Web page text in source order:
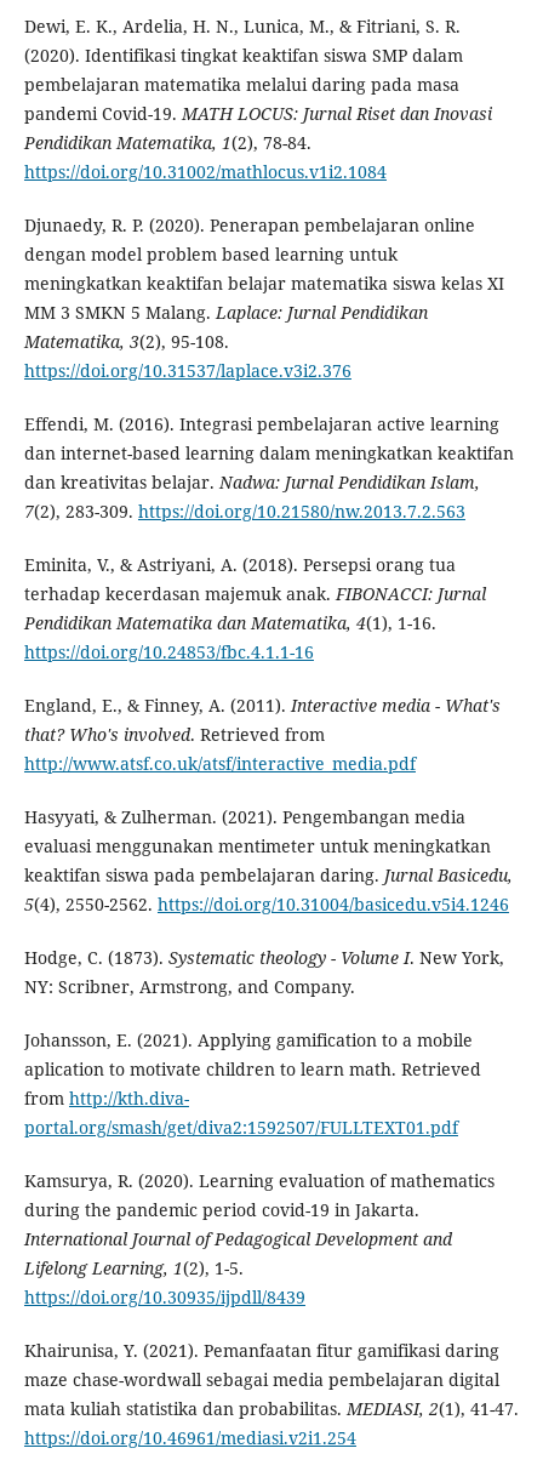
Dewi, E. K., Ardelia, H. N., Lunica, M., & Fitriani, S. R.
(2020). Identifikasi tingkat keaktifan siswa SMP dalam
pembelajaran matematika melalui daring pada masa
pandemi Covid-19.MATH LOCUS: Jurnal Riset dan Inovasi
Pendidikan Matematika, 1(2), 78-84.
https://doi.org/10.31002/mathlocus.v1i2.1084
Djunaedy, R. P. (2020). Penerapan pembelajaran online
dengan model problem based learning untuk
meningkatkan keaktifan belajar matematika siswa kelas XI
MM 3 SMKN 5 Malang.Laplace: Jurnal Pendidikan
Matematika, 3(2), 95-108.
https://doi.org/10.31537/laplace.v3i2.376
Effendi, M. (2016). Integrasi pembelajaran active learning
dan internet-based learning dalam meningkatkan keaktifan
dan kreativitas belajar.Nadwa: Jurnal Pendidikan Islam,
7(2), 283-309. https://doi.org/10.21580/nw.2013.7.2.563
Eminita, V., & Astriyani, A. (2018). Persepsi orang tua
terhadap kecerdasan majemuk anak.FIBONACCI: Jurnal
Pendidikan Matematika dan Matematika, 4(1), 1-16.
https://doi.org/10.24853/fbc.4.1.1-16
England, E., & Finney, A. (2011).Interactive media - What's
that? Who's involved. Retrieved from
http://www.atsf.co.uk/atsf/interactive_media.pdf
Hasyyati, & Zulherman. (2021). Pengembangan media
evaluasi menggunakan mentimeter untuk meningkatkan
keaktifan siswa pada pembelajaran daring. Jurnal Basicedu,
5(4), 2550-2562. https://doi.org/10.31004/basicedu.v5i4.1246
Hodge, C. (1873). Systematic theology - Volume I. New York,
NY: Scribner, Armstrong, and Company.
Johansson, E. (2021). Applying gamification to a mobile
aplication to motivate children to learn math. Retrieved
from http://kth.diva-
portal.org/smash/get/diva2:1592507/FULLTEXT01.pdf
Kamsurya, R. (2020). Learning evaluation of mathematics
during the pandemic period covid-19 in Jakarta.
International Journal of Pedagogical Development and
Lifelong Learning, 1(2), 1-5.
https://doi.org/10.30935/ijpdll/8439
Khairunisa, Y. (2021). Pemanfaatan fitur gamifikasi daring
maze chase-wordwall sebagai media pembelajaran digital
mata kuliah statistika dan probabilitas.MEDIASI, 2(1), 41-47.
https://doi.org/10.46961/mediasi.v2i1.254